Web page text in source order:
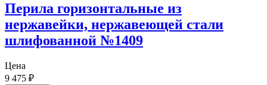
Перила горизонтальные из
нержавейки, нержавеющей стали
шлифованной №1409
Цена
9 475 ₽